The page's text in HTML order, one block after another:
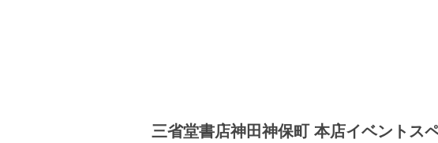
三省堂書店神田神保町 本店イベントス